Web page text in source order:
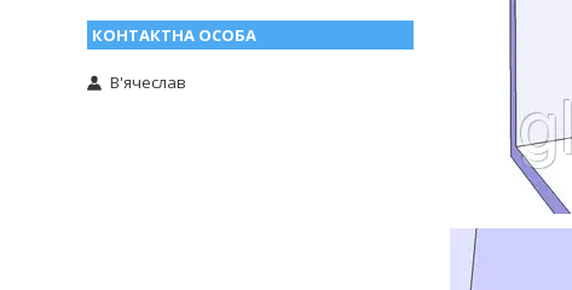
В'ячеслав